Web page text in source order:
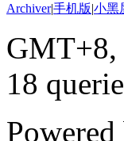
Archiver|手机版|小黑
GMT+8,
18